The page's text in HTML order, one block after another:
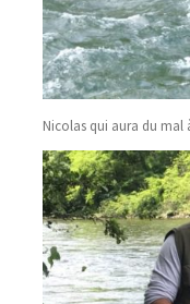
Nicolas qui aura du mal